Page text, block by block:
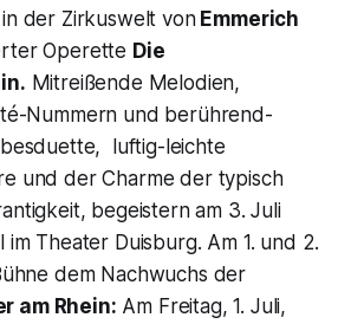
der Zirkuswelt vonEmmerich
Operette Die
Mitreißende Melodien,
Nummern und berührend-
luftig-leichte
und der Charme der typisch
begeistern am 3. Juli
Theater Duisburg. Am 1. und 2.
dem Nachwuchs der
am Rhein: Am Freitag, 1. Juli,